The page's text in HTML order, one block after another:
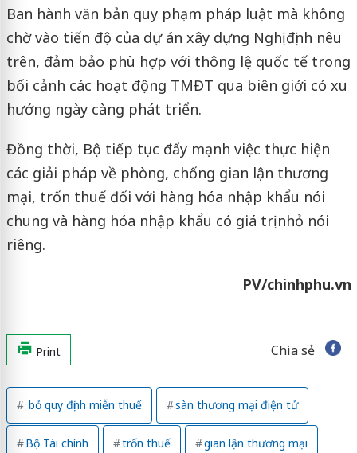
Ban hành văn bản quy phạm pháp luật mà không
chờ vào tiến độ của dự án xây dựng Nghị định nêu
trên, đảm bảo phù hợp với thông lệ quốc tế trong
bối cảnh các hoạt động TMĐT qua biên giới có xu
hướng ngày càng phát triển.
Đồng thời, Bộ tiếp tục đẩy mạnh việc thực hiện
các giải pháp về phòng, chống gian lận thương
mại, trốn thuế đối với hàng hóa nhập khẩu nói
chung và hàng hóa nhập khẩu có giá trị nhỏ nói
riêng.
PV/chinhphu.vn
Print Chia sẻ
bỏ quy định miễn thuế sàn thương mại điện tử
Bộ Tài chính trốn thuế gian lận thương mại